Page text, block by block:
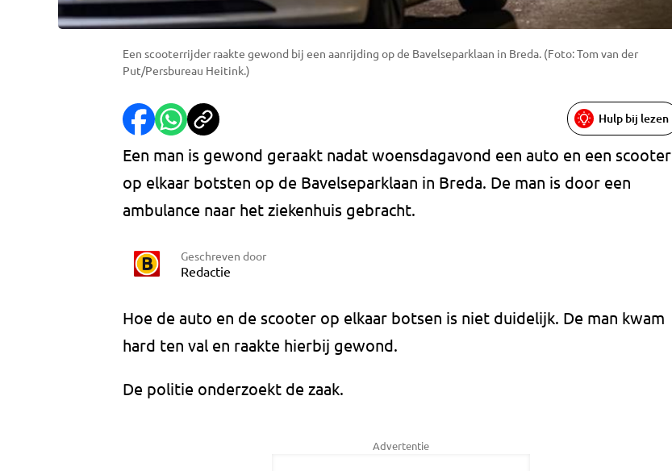
Een scooterrijder raakte gewond bij een aanrijding op de Bavelseparklaan in Breda. (Foto: Tom van der
Put/Persbureau Heitink.)
Hulp bij lezen
Een man is gewond geraakt nadat woensdagavond een auto en een scooter
op elkaar botsten op de Bavelseparklaan in Breda. De man is door een
ambulance naar het ziekenhuis gebracht.
Geschreven door
Redactie
Hoe de auto en de scooter op elkaar botsen is niet duidelijk. De man kwam
hard ten val en raakte hierbij gewond.
De politie onderzoekt de zaak.
Advertentie